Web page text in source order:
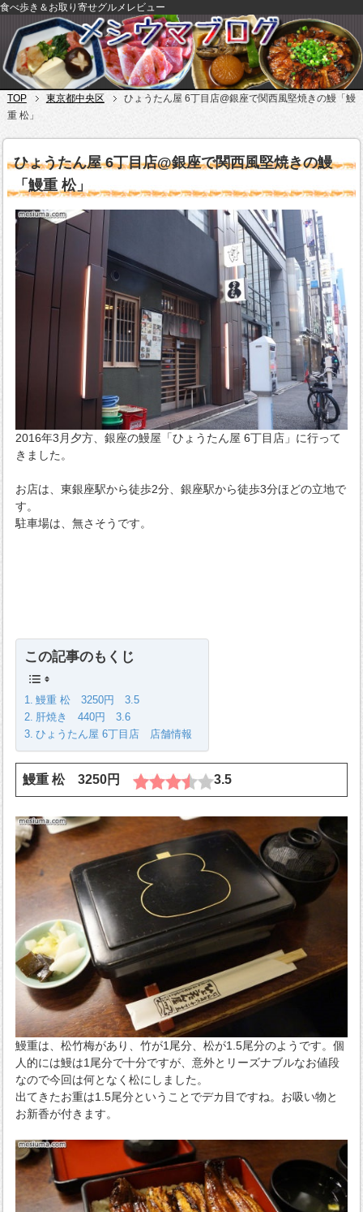
食べ歩き＆お取り寄せグルメレビュー
TOP 東京都中央区
ひょうたん屋 6丁目店@銀座で関西風堅焼きの鰻「鰻
重 松」
ひょうたん屋 6丁目店@銀座で関西風堅焼きの鰻
「鰻重 松」
2016年3月夕方、銀座の鰻屋「ひょうたん屋 6丁目店」に行って
きました。
お店は、東銀座駅から徒歩2分、銀座駅から徒歩3分ほどの立地で
す。
駐車場は、無さそうです。
この記事のもくじ
鰻重 松 3250円 3.5
肝焼き 440円 3.6
ひょうたん屋 6丁目店 店舗情報
鰻重 松 3250円 3.5
鰻重は、松竹梅があり、竹が1尾分、松が1.5尾分のようです。個
人的には鰻は1尾分で十分ですが、意外とリーズナブルなお値段
なので今回は何となく松にしました。
出てきたお重は1.5尾分ということでデカ目ですね。お吸い物と
お新香が付きます。